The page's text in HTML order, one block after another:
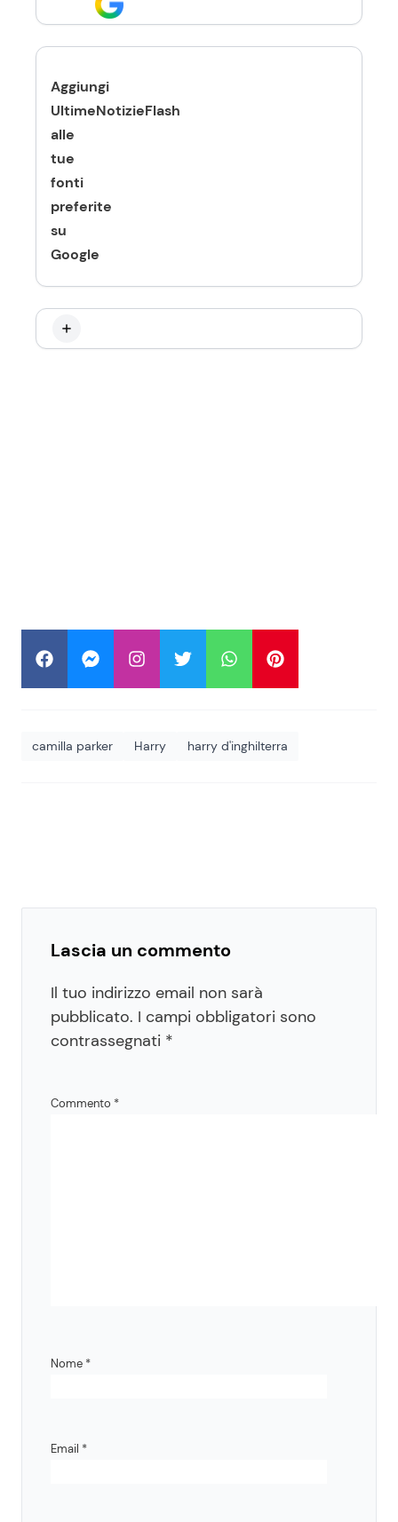
Aggiungi
UltimeNotizieFlash
alle
tue
fonti
preferite
su
Google
camilla parker Harry harry d'inghilterra
Lascia un commento
Il tuo indirizzo email non sarà
pubblicato. I campi obbligatori sono
contrassegnati *
Commento *
Nome *
Email *